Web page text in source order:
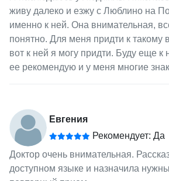
живу далеко и езжу с Люблино на
именно к ней. Она внимательная,
понятно. Для меня придти к такому
вот к ней я могу придти. Буду еще к
ее рекомендую и у меня многие
Евгения
Рекомендует: Да
Доктор очень внимательная.
доступном языке и назначила